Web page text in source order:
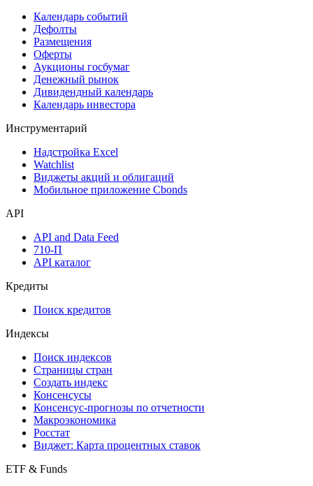
Календарь событий
Дефолты
Размещения
Оферты
Аукционы госбумаг
Денежный рынок
Дивидендный календарь
Календарь инвестора
Инструментарий
Надстройка Excel
Watchlist
Виджеты акций и облигаций
Мобильное приложение Cbonds
API
API and Data Feed
710-П
API каталог
Кредиты
Поиск кредитов
Индексы
Поиск индексов
Страницы стран
Создать индекс
Консенсусы
Консенсус-прогнозы по отчетности
Макроэкономика
Росстат
Виджет: Карта процентных ставок
ETF & Funds